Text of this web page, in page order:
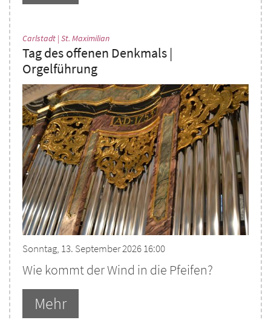
Carlstadt | St. Maximilian:
Tag des offenen Denkmals |
Orgelführung
Sonntag, 13. September 2026 16:00
Wie kommt der Wind in die Pfeifen?
Mehr